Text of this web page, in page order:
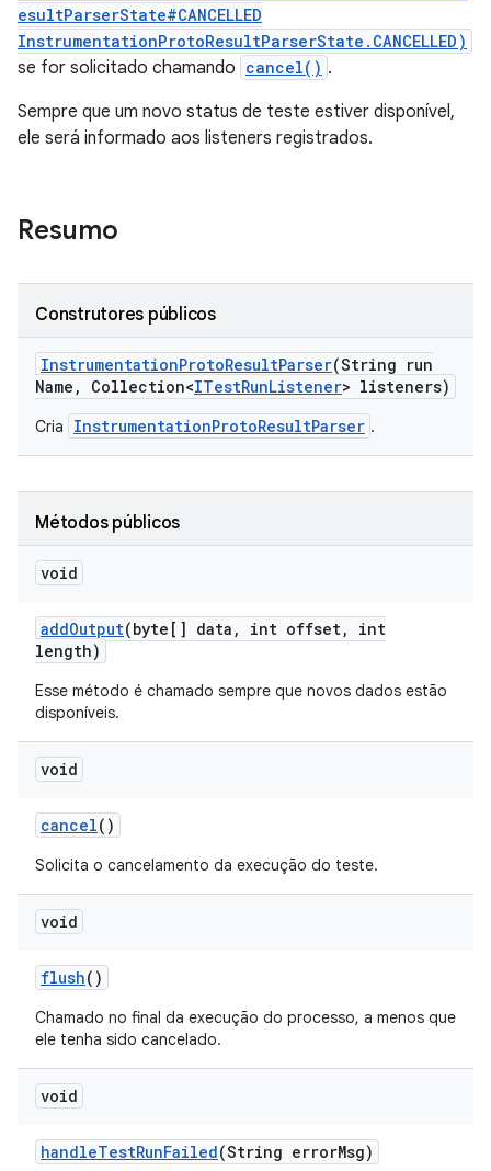
esultParserState#CANCELLED
InstrumentationProtoResultParserState.CANCELLED)
se for solicitado chamando cancel() .
Sempre que um novo status de teste estiver disponível,
ele será informado aos listeners registrados.
Resumo
Construtores públicos
InstrumentationProtoResultParser(String run
Name , Collection<ITestRunListener> listeners)
Cria InstrumentationProtoResultParser .
Métodos públicos
void
addOutput(byte[] data , int offset,
int
length)
Esse método é chamado sempre que novos dados estão
disponíveis.
void
cancel()
Solicita o cancelamento da execução do teste.
void
flush()
Chamado no final da execução do processo, a menos que
ele tenha sido cancelado.
void
handleTestRunFailed(String errorMsg)